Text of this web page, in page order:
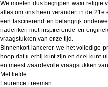
We moeten dus begrijpen waar religie
alles om ons heen verandert in de 21e
een fascinerend en belangrijk
nadenken met inspirerende en
vraagstukken van onze tijd.
Binnenkort lanceren we het volledige
hoop dat u erbij kunt zijn en deel kunt
en meest waardevolle vraagstukken van
Met liefde.
Laurence Freeman